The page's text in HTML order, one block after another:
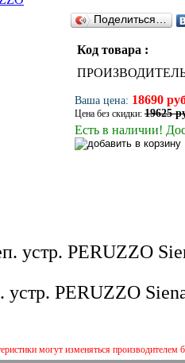
Поделиться…
Код товара :
Ваша цена: 18690
Цена без скидки: 19625
Есть в наличии!
PERUZZO
могут изменяться производителем